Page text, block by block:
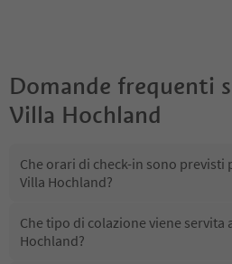
Domande frequenti
Villa Hochland
Che orari di check-in sono previsti
Villa Hochland?
Che tipo di colazione viene servita
Hochland?